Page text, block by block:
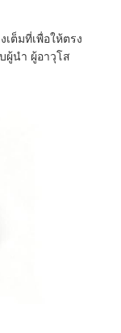
ต็มที่เพื่อให้ตรง
ผู้นำ ผู้อาวุโส